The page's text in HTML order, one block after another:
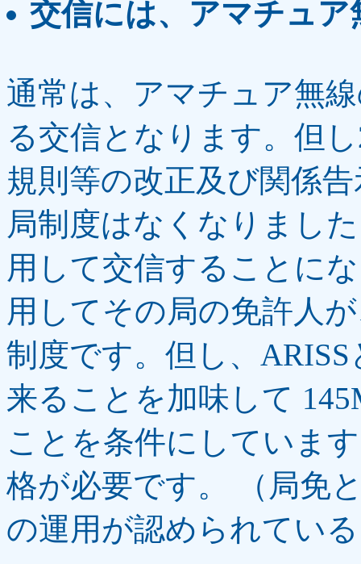
交信には、アマチュ
通常は、アマチュア無
る交信となります。但
規則等の改正及び関係
局制度はなくなりまし
用して交信することに
用してその局の免許人
制度です。但し、
来ることを加味して
ことを条件にしていま
格が必要です。 （局免
の運用が認められてい